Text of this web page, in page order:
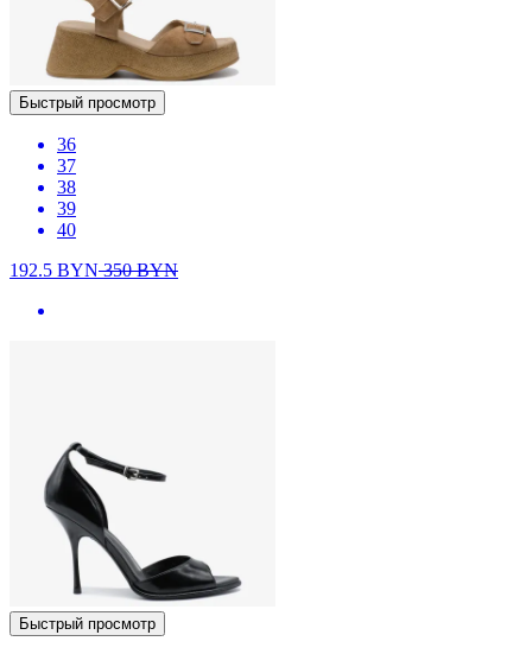
Быстрый просмотр
36
37
38
39
40
192.5 BYN350BYN
Быстрый просмотр